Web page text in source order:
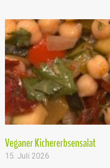
Veganer Kichererbsensalat
15. Juli 2026